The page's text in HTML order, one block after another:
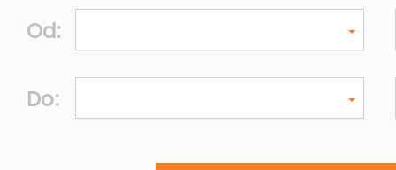
Od:
Do: